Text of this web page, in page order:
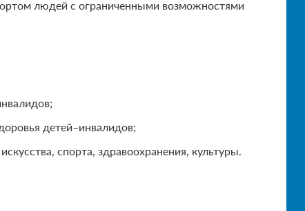
людей с ограниченными возможностями
детей–инвалидов;
спорта, здравоохранения, культуры.